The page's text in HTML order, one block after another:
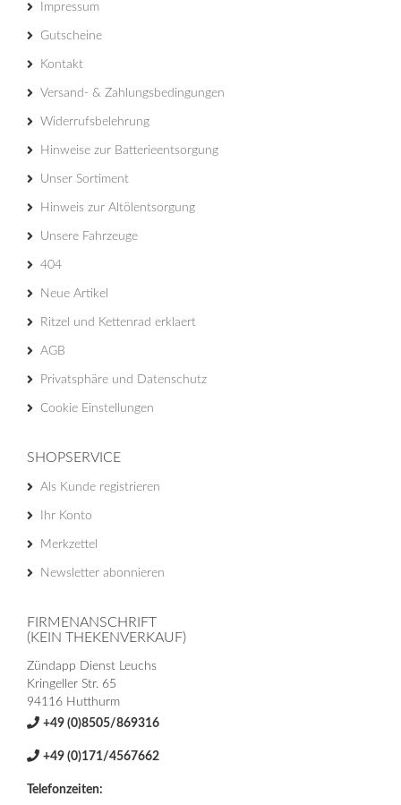
Impressum
Gutscheine
Kontakt
Versand- & Zahlungsbedingungen
Widerrufsbelehrung
Hinweise zur Batterieentsorgung
Unser Sortiment
Hinweis zur Altölentsorgung
Unsere Fahrzeuge
404
Neue Artikel
Ritzel und Kettenrad erklaert
AGB
Privatsphäre und Datenschutz
Cookie Einstellungen
SHOPSERVICE
Als Kunde registrieren
Ihr Konto
Merkzettel
Newsletter abonnieren
FIRMENANSCHRIFT
(KEIN THEKENVERKAUF)
Zündapp Dienst Leuchs
Kringeller Str. 65
94116 Hutthurm
+49 (0)8505/869316
+49 (0)171/4567662
Telefonzeiten: